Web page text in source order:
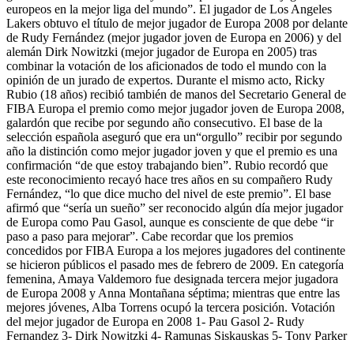
europeos en la mejor liga del mundo”. El jugador de Los Angeles
Lakers obtuvo el título de mejor jugador de Europa 2008 por delante
de Rudy Fernández (mejor jugador joven de Europa en 2006) y del
alemán Dirk Nowitzki (mejor jugador de Europa en 2005) tras
combinar la votación de los aficionados de todo el mundo con la
opinión de un jurado de expertos. Durante el mismo acto, Ricky
Rubio (18 años) recibió también de manos del Secretario General de
FIBA Europa el premio como mejor jugador joven de Europa 2008,
galardón que recibe por segundo año consecutivo. El base de la
selección española aseguró que era un“orgullo” recibir por segundo
año la distinción como mejor jugador joven y que el premio es una
confirmación “de que estoy trabajando bien”. Rubio recordó que
este reconocimiento recayó hace tres años en su compañero Rudy
Fernández, “lo que dice mucho del nivel de este premio”. El base
afirmó que “sería un sueño” ser reconocido algún día mejor jugador
de Europa como Pau Gasol, aunque es consciente de que debe “ir
paso a paso para mejorar”. Cabe recordar que los premios
concedidos por FIBA Europa a los mejores jugadores del continente
se hicieron públicos el pasado mes de febrero de 2009. En categoría
femenina, Amaya Valdemoro fue designada tercera mejor jugadora
de Europa 2008 y Anna Montañana séptima; mientras que entre las
mejores jóvenes, Alba Torrens ocupó la tercera posición. Votación
del mejor jugador de Europa en 2008 1- Pau Gasol 2- Rudy
Fernandez 3- Dirk Nowitzki 4- Ramunas Siskauskas 5- Tony Parker